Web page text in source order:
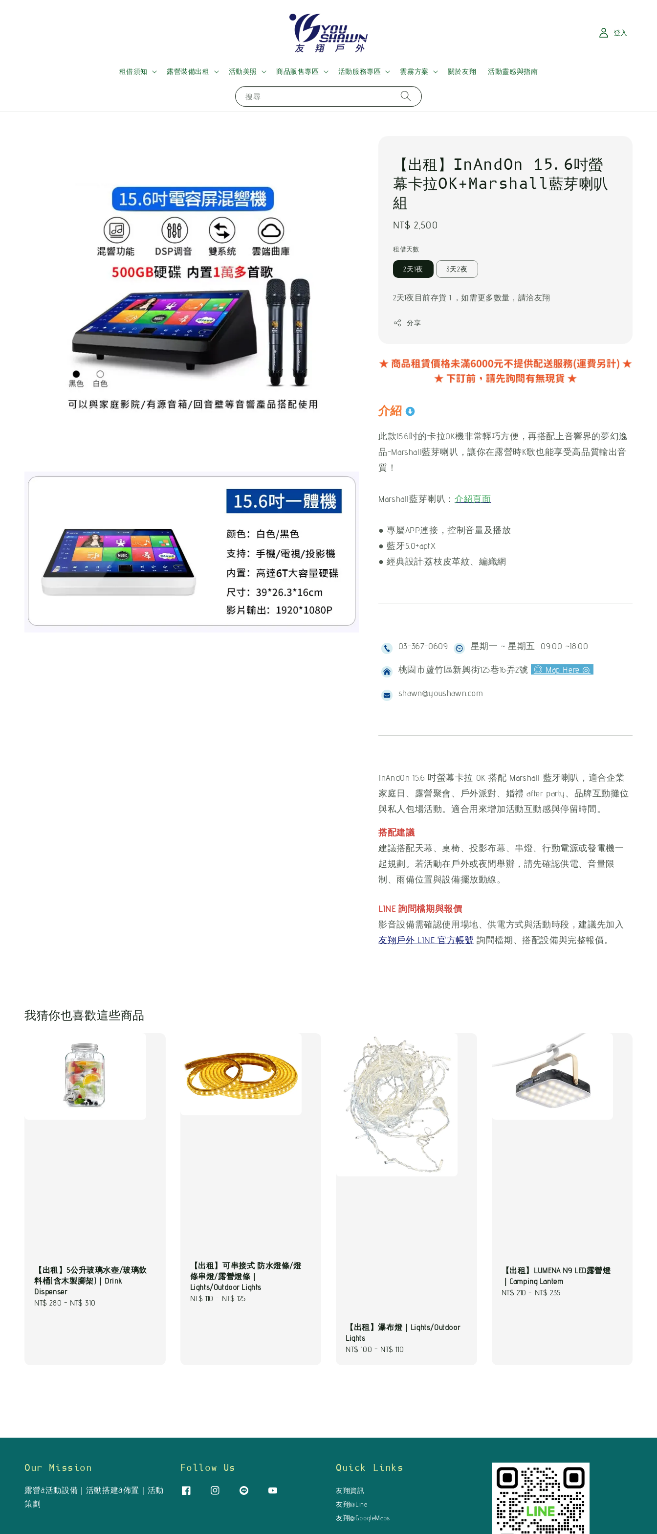
搜尋
租借須知 露營裝備出租 活動美照 商品販售專區 活動服務專區 雲霧方案 關於友翔 活動靈感與指南
登入
【出租】InAndOn 15.6吋螢
幕卡拉OK+Marshall藍芽喇叭
組
Regular
NT$ 2,500
租借天數
2天1夜 3天2夜
2天1夜目前存貨 1 ，如需更多數量，請洽友翔
分享
介紹
此款15.6吋的卡拉OK機非常輕巧方便，再搭配上音響界的夢幻逸
品-Marshall藍芽喇叭，讓你在露營時K歌也能享受高品質輸出音
質！
Marshall藍芽喇叭： 介紹頁面
● 專屬APP連接，控制音量及播放
● 藍牙5.0+aptX
● 經典設計:荔枝皮革紋、編織網
03-367-0609 星期一 ~ 星期五 09:00 ~18:00
桃園市蘆竹區新興街125巷16弄2號 ◎ Map Here ◎
shawn@youshawn.com
InAndOn 15.6 吋螢幕卡拉 OK 搭配 Marshall 藍牙喇叭，適合企業
家庭日、露營聚會、戶外派對、婚禮 after party、品牌互動攤位
與私人包場活動。適合用來增加活動互動感與停留時間。
搭配建議
建議搭配天幕、桌椅、投影布幕、串燈、行動電源或發電機一
起規劃。若活動在戶外或夜間舉辦，請先確認供電、音量限
制、雨備位置與設備擺放動線。
LINE 詢問檔期與報價
影音設備需確認使用場地、供電方式與活動時段，建議先加入
友翔戶外 LINE 官方帳號 詢問檔期、搭配設備與完整報價。
我猜你也喜歡這些商品
【出租】5公升玻璃水壺/玻璃飲
料桶(含木製腳架)｜Drink
Dispenser
Regular
NT$ 280 - NT$ 310
【出租】可串接式 防水燈條/燈
條串燈/露營燈條｜
Lights/Outdoor Lights
Regular
NT$ 110 - NT$ 125
【出租】瀑布燈｜Lights/Outdoor
Lights
Regular
NT$ 100 - NT$ 110
【出租】LUMENA N9 LED露營燈
｜Camping Lantern
Regular
NT$ 210 - NT$ 235
Our Mission
露營&活動設備｜活動搭建&佈置｜活動
策劃
Follow Us Quick Links
友翔資訊
友翔@Line
友翔@GoogleMaps